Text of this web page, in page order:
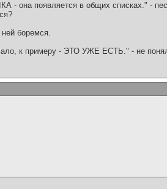
она появляется в общих списках." -
боремся.
к примеру - ЭТО УЖЕ ЕСТЬ." - не